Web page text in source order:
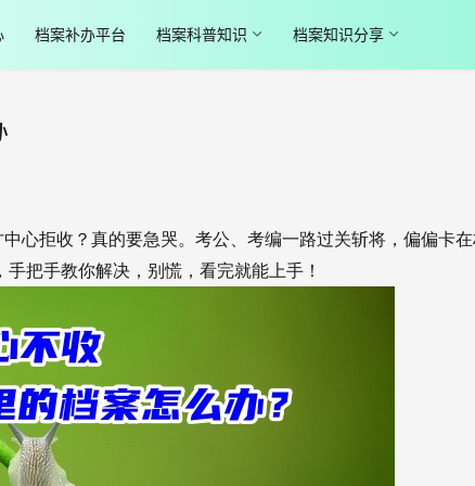
档案补办平台 档案科普知识 档案知识分享
心拒收？真的要急哭。考公、考编一路过关斩将，偏偏卡
把手教你解决，别慌，看完就能上手！